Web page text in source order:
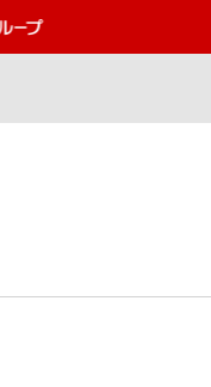
郵便局・日本郵政グルー